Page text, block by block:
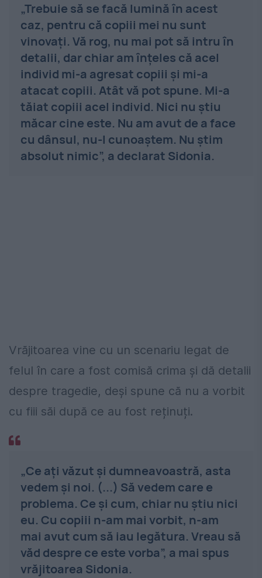
„Trebuie să se facă lumină în acest
caz, pentru că copiii mei nu sunt
vinovați. Vă rog, nu mai pot să intru în
detalii, dar chiar am înțeles că acel
individ mi-a agresat copiii și mi-a
atacat copiii. Atât vă pot spune. Mi-a
tăiat copiii acel individ. Nici nu știu
măcar cine este. Nu am avut de a face
cu dânsul, nu-l cunoaștem. Nu știm
absolut nimic”, a declarat Sidonia.
Vrăjitoarea vine cu un scenariu legat de
felul în care a fost comisă crima și dă detalii
despre tragedie, deși spune că nu a vorbit
cu fiii săi după ce au fost reținuți.
„Ce ați văzut și dumneavoastră, asta
vedem și noi. (...) Să vedem care e
problema. Ce și cum, chiar nu știu nici
eu. Cu copiii n-am mai vorbit, n-am
mai avut cum să iau legătura. Vreau să
văd despre ce este vorba”, a mai spus
vrăjitoarea Sidonia.